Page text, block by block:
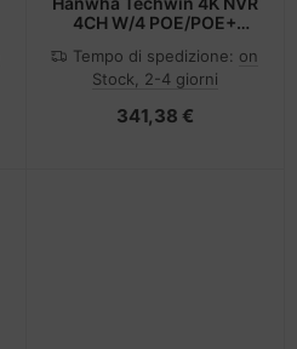
4CH W/4 POE/POE+
Tempo di spedizione: on
Stock, 2-4 giorni
341,38 €